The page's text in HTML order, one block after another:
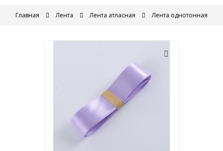
Главная Лента Лента атласная Лента однотонная